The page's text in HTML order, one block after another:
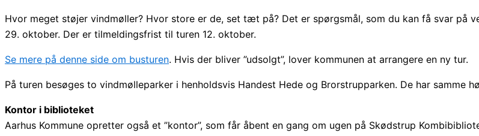
Hvor meget støjer vindmøller? Hvor store er de, set tæt på? Det er spørgsmål, som du kan få svar på
29. oktober. Der er tilmeldingsfrist til turen 12. oktober.
Se mere på denne side om busturen. Hvis der bliver ”udsolgt”, lover kommunen at arrangere en ny tur.
På turen besøges to vindmølleparker i henholdsvis Handest Hede og Brorstrupparken. De har samme
Kontor i biblioteket
Aarhus Kommune opretter også et ”kontor”, som får åbent en gang om ugen på Skødstrup